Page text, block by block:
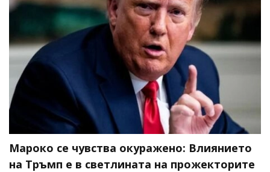
Мароко се чувства окуражено: Влиянието
на Тръмп е в светлината на прожекторите